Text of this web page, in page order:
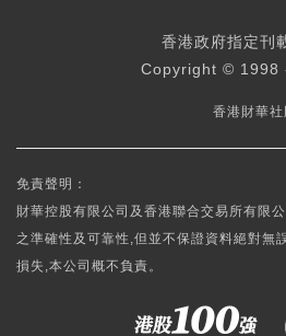
香港政府指定刊
Copyright © 1998
香港財華社
免責聲明：
財華控股有限公司及香港聯合交易所有限
之準確性及可靠性,但並不保證資料絕對無
損失,本公司概不負責。